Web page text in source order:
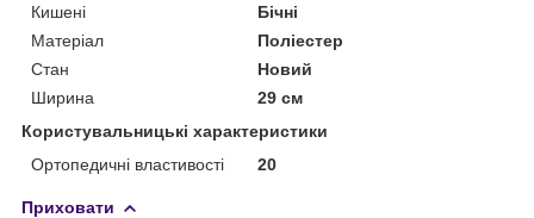
Кишені
Бічні
Матеріал
Поліестер
Стан
Новий
Ширина
29 см
Користувальницькі характеристики
Ортопедичні властивості
20
Приховати